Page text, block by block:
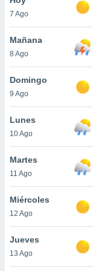
y
en
más
de
7 Ago
Mañana
8 Ago
Domingo
9 Ago
Lunes
10 Ago
Martes
11 Ago
Miércoles
12 Ago
Jueves
13 Ago